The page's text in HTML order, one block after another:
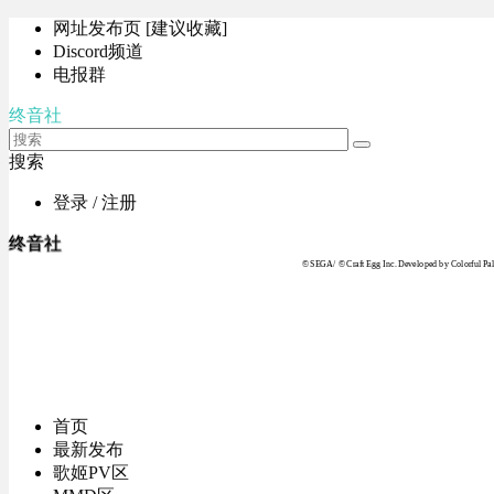
网址发布页 [建议收藏]
Discord频道
电报群
终音社
搜索
登录 / 注册
终音社
© SEGA / © Craft Egg Inc. Developed by Colorful
首页
最新发布
歌姬PV区